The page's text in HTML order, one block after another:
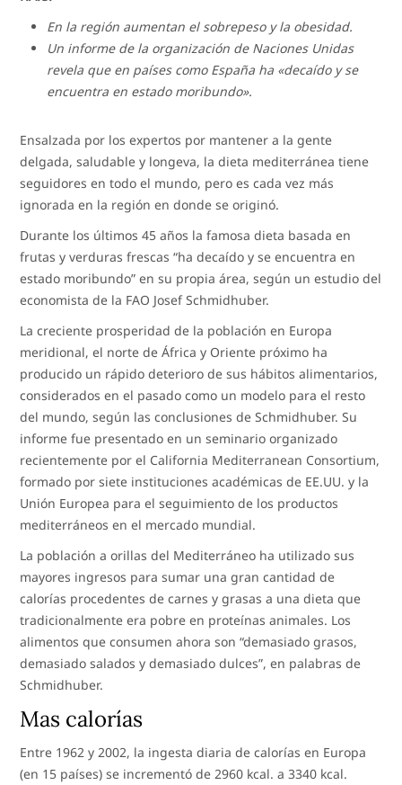
En la región aumentan el sobrepeso y la obesidad.
Un informe de la organización de Naciones Unidas
revela que en países como España ha «decaído y se
encuentra en estado moribundo».
Ensalzada por los expertos por mantener a la gente
delgada, saludable y longeva, la dieta mediterránea tiene
seguidores en todo el mundo, pero es cada vez más
ignorada en la región en donde se originó.
Durante los últimos 45 años la famosa dieta basada en
frutas y verduras frescas “ha decaído y se encuentra en
estado moribundo” en su propia área, según un estudio del
economista de la FAO Josef Schmidhuber.
La creciente prosperidad de la población en Europa
meridional, el norte de África y Oriente próximo ha
producido un rápido deterioro de sus hábitos alimentarios,
considerados en el pasado como un modelo para el resto
del mundo, según las conclusiones de Schmidhuber. Su
informe fue presentado en un seminario organizado
recientemente por el California Mediterranean Consortium,
formado por siete instituciones académicas de EE.UU. y la
Unión Europea para el seguimiento de los productos
mediterráneos en el mercado mundial.
La población a orillas del Mediterráneo ha utilizado sus
mayores ingresos para sumar una gran cantidad de
calorías procedentes de carnes y grasas a una dieta que
tradicionalmente era pobre en proteínas animales. Los
alimentos que consumen ahora son “demasiado grasos,
demasiado salados y demasiado dulces”, en palabras de
Schmidhuber.
Mas calorías
Entre 1962 y 2002, la ingesta diaria de calorías en Europa
(en 15 países) se incrementó de 2960 kcal. a 3340 kcal.